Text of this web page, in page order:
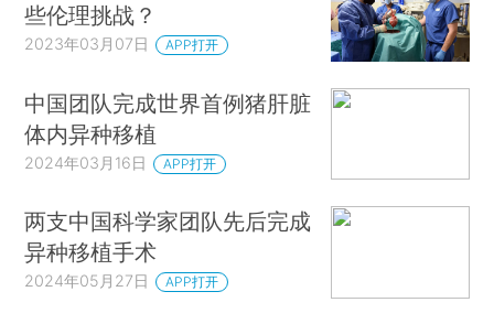
些伦理挑战？
2023年03月07日 APP打开
中国团队完成世界首例猪肝脏
体内异种移植
2024年03月16日 APP打开
两支中国科学家团队先后完成
异种移植手术
2024年05月27日 APP打开